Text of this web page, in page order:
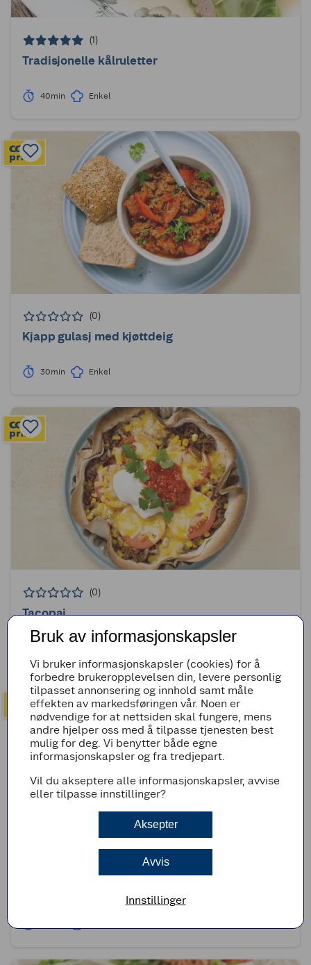
(1)
Tradisjonelle kålruletter
40min Enkel
(0)
Kjapp gulasj med kjøttdeig
30min Enkel
(0)
Tacopai
Bruk av informasjonskapsler
Vi bruker informasjonskapsler (cookies) for å
forbedre brukeropplevelsen din, levere personlig
tilpasset annonsering og innhold samt måle
effekten av markedsføringen vår. Noen er
nødvendige for at nettsiden skal fungere, mens
andre hjelper oss med å tilpasse tjenesten best
mulig for deg. Vi benytter både egne
informasjonskapsler og fra tredjepart.
Vil du akseptere alle informasjonskapsler, avvise
eller tilpasse innstillinger?
Aksepter
Avvis
Innstillinger